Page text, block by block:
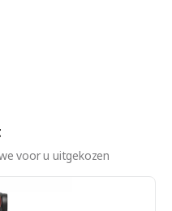
voor u uitgekozen